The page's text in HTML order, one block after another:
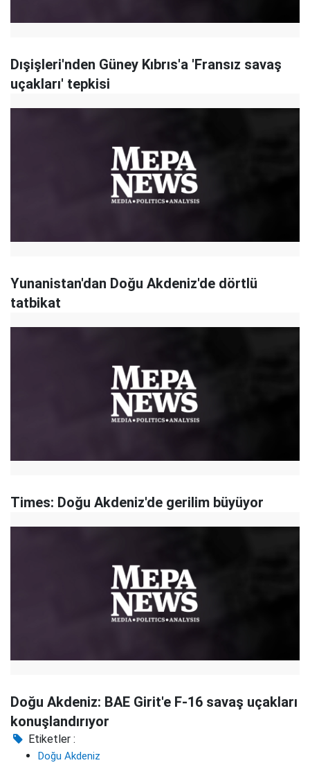
Dışişleri'nden Güney Kıbrıs'a 'Fransız savaş
uçakları' tepkisi
Yunanistan'dan Doğu Akdeniz'de dörtlü
tatbikat
Times: Doğu Akdeniz'de gerilim büyüyor
Doğu Akdeniz: BAE Girit'e F-16 savaş uçakları
konuşlandırıyor
Etiketler :
Doğu Akdeniz